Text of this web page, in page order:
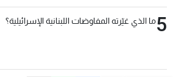
5ما الذي غيّرته المفاوضات اللبنانية الإسرائيلية؟